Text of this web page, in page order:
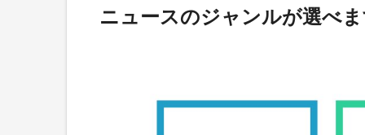
ニュースのジャンルが選べ